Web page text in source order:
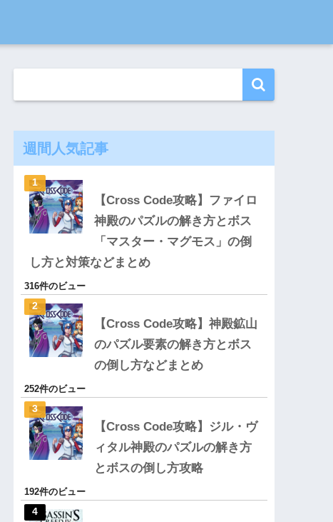
週間人気記事
【Cross Code攻略】ファイロ
神殿のパズルの解き方とボス
「マスター・マグモス」の倒
し方と対策などまとめ
316件のビュー
【Cross Code攻略】神殿鉱山
のパズル要素の解き方とボス
の倒し方などまとめ
252件のビュー
【Cross Code攻略】ジル・ヴ
ィタル神殿のパズルの解き方
とボスの倒し方攻略
192件のビュー